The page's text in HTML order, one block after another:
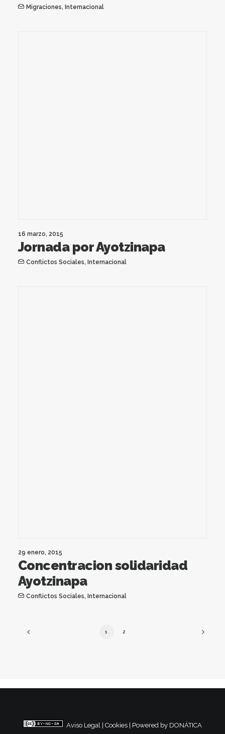
Migraciones, Internacional
16 marzo, 2015
Jornada por Ayotzinapa
Conflictos Sociales, Internacional
29 enero, 2015
Concentracion solidaridad
Ayotzinapa
Conflictos Sociales, Internacional
1 2
Aviso Legal Cookies Powered by DONÁTICA